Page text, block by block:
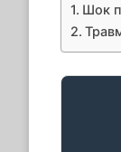
Шок